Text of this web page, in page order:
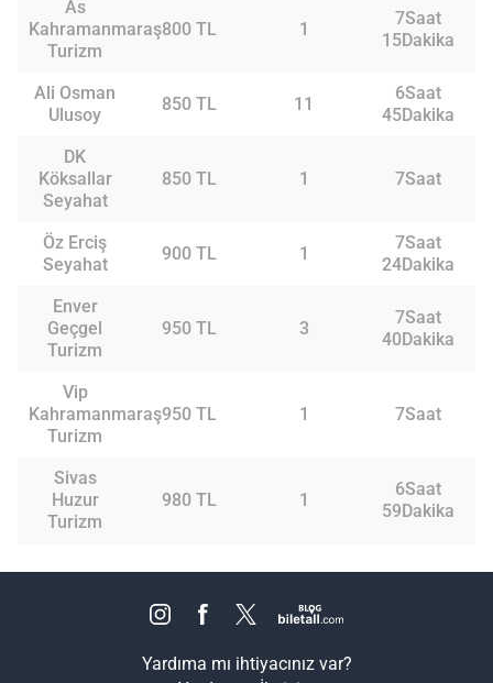
As
Kahramanmaraş
Turizm
800 TL 1
7Saat
15Dakika
Ali Osman
Ulusoy
850 TL 11
6Saat
45Dakika
DK
Köksallar
Seyahat
850 TL 1 7Saat
Öz Erciş
Seyahat
900 TL 1
7Saat
24Dakika
Enver
Geçgel
Turizm
950 TL 3
7Saat
40Dakika
Vip
Kahramanmaraş
Turizm
950 TL 1 7Saat
Sivas
Huzur
Turizm
980 TL 1
6Saat
59Dakika
Yardıma mı ihtiyacınız var?